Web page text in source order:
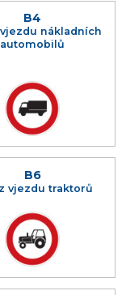
B4
nákladních
automobilů
B6
vjezdu traktorů